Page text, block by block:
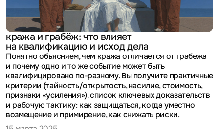
кража и грабёж: что влияет
на квалификацию и исход дела
Понятно объясняем, чем кража отличается от грабежа
и почему одно и то же событие может быть
квалифицировано по-разному. Вы получите практичные
критерии (тайность/открытость, насилие, стоимость,
признаки «усиления»), список ключевых доказательств
и рабочую тактику: как защищаться, когда уместно
возмещение и примирение, как снижать риски.